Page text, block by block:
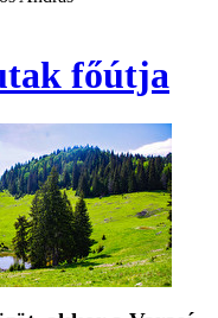
főútja